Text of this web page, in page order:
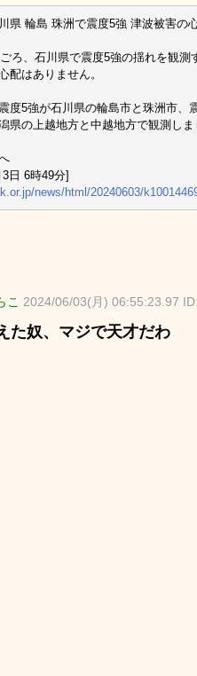
県 輪島 珠洲で震度5強 津波被害の
ろ、石川県で震度5強の揺れを観
配はありません。
度5強が石川県の輪島市と珠洲市
県の上越地方と中越地方で観測し
日 6時49分]
news/html/20240603/
こ 2024/06/03(月) 06:55:23.97
た奴、マジで天才だわ